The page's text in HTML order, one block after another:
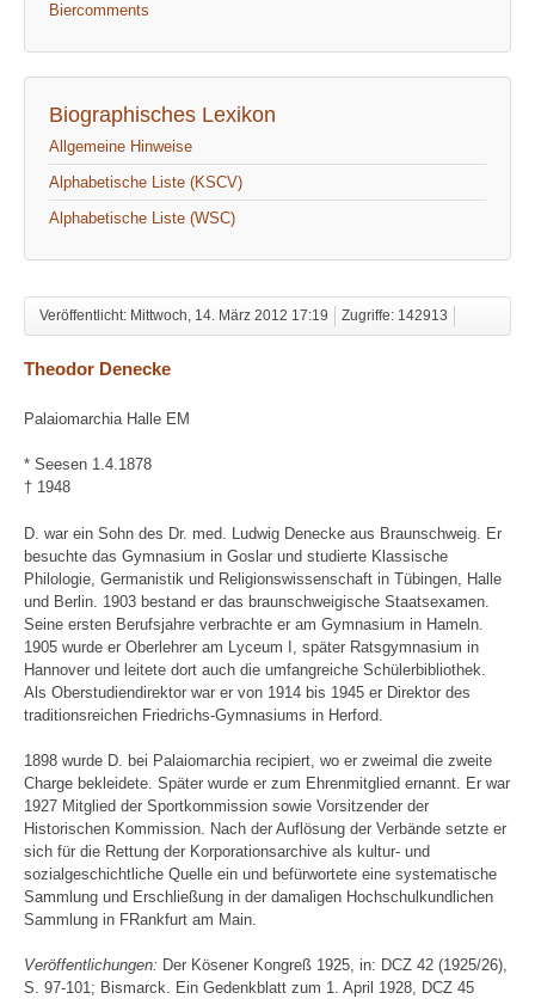
Biercomments
Biographisches Lexikon
Allgemeine Hinweise
Alphabetische Liste (KSCV)
Alphabetische Liste (WSC)
Veröffentlicht: Mittwoch, 14. März 2012 17:19 Zugriffe: 142913
Theodor Denecke
Palaiomarchia Halle EM
* Seesen 1.4.1878
† 1948
D. war ein Sohn des Dr. med. Ludwig Denecke aus Braunschweig. Er
besuchte das Gymnasium in Goslar und studierte Klassische
Philologie, Germanistik und Religionswissenschaft in Tübingen, Halle
und Berlin. 1903 bestand er das braunschweigische Staatsexamen.
Seine ersten Berufsjahre verbrachte er am Gymnasium in Hameln.
1905 wurde er Oberlehrer am Lyceum I, später Ratsgymnasium in
Hannover und leitete dort auch die umfangreiche Schülerbibliothek.
Als Oberstudiendirektor war er von 1914 bis 1945 er Direktor des
traditionsreichen Friedrichs-Gymnasiums in Herford.
1898 wurde D. bei Palaiomarchia recipiert, wo er zweimal die zweite
Charge bekleidete. Später wurde er zum Ehrenmitglied ernannt. Er war
1927 Mitglied der Sportkommission sowie Vorsitzender der
Historischen Kommission. Nach der Auflösung der Verbände setzte er
sich für die Rettung der Korporationsarchive als kultur- und
sozialgeschichtliche Quelle ein und befürwortete eine systematische
Sammlung und Erschließung in der damaligen Hochschulkundlichen
Sammlung in FRankfurt am Main.
Veröffentlichungen: Der Kösener Kongreß 1925, in: DCZ 42 (1925/26),
S. 97-101; Bismarck. Ein Gedenkblatt zum 1. April 1928, DCZ 45